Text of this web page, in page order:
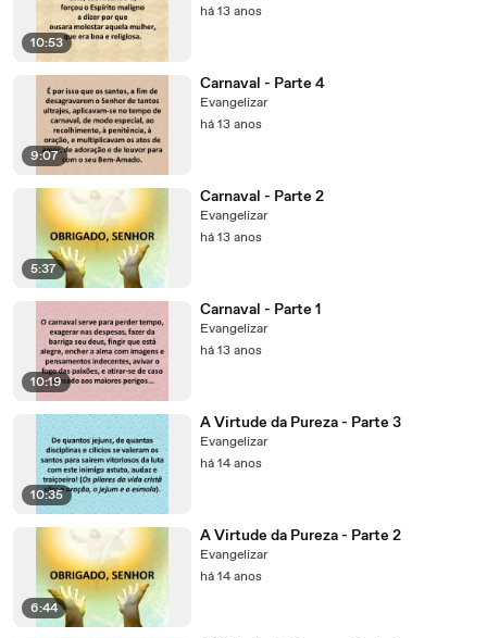
10:53
há 13 anos
9:07
Carnaval - Parte 4
Evangelizar
há 13 anos
5:37
Carnaval - Parte 2
Evangelizar
há 13 anos
10:19
Carnaval - Parte 1
Evangelizar
há 13 anos
10:35
A Virtude da Pureza - Parte 3
Evangelizar
há 14 anos
6:44
A Virtude da Pureza - Parte 2
Evangelizar
há 14 anos